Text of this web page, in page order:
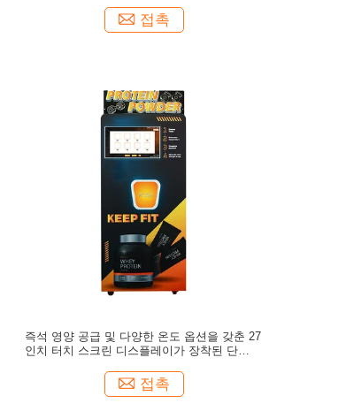
접촉
즉석 영양 공급 및 다양한 온도 옵션을 갖춘 27
인치 터치 스크린 디스플레이가 장착된 단백질
접촉